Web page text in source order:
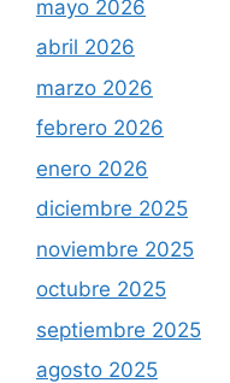
mayo 2026
abril 2026
marzo 2026
febrero 2026
enero 2026
diciembre 2025
noviembre 2025
octubre 2025
septiembre 2025
agosto 2025